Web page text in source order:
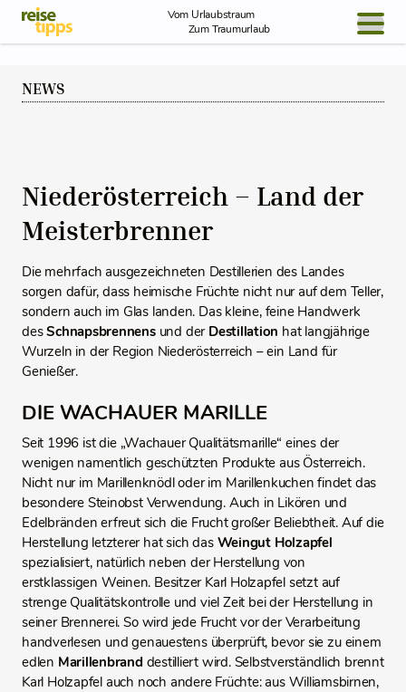
Skip to Content
Vom Urlaubstraum
Zum Traumurlaub
NEWS
Niederösterreich – Land der
Meisterbrenner
Die mehrfach ausgezeichneten Destillerien des Landes
sorgen dafür, dass heimische Früchte nicht nur auf dem Teller,
sondern auch im Glas landen. Das kleine, feine Handwerk
desSchnapsbrennensund der Destillation hat langjährige
Wurzeln in der Region Niederösterreich – ein Land für
Genießer.
DIE WACHAUER MARILLE
Seit 1996 ist die „Wachauer Qualitätsmarille“ eines der
wenigen namentlich geschützten Produkte aus Österreich.
Nicht nur im Marillenknödl oder im Marillenkuchen findet das
besondere Steinobst Verwendung. Auch in Likören und
Edelbränden erfreut sich die Frucht großer Beliebtheit. Auf die
Herstellung letzterer hat sich das Weingut Holzapfel
spezialisiert, natürlich neben der Herstellung von
erstklassigen Weinen. Besitzer Karl Holzapfel setzt auf
strenge Qualitätskontrolle und viel Zeit bei der Herstellung in
seiner Brennerei. So wird jede Frucht vor der Verarbeitung
handverlesen und genauestens überprüft, bevor sie zu einem
edlen Marillenbrand destilliert wird. Selbstverständlich brennt
Karl Holzapfel auch noch andere Früchte: aus Williamsbirnen,